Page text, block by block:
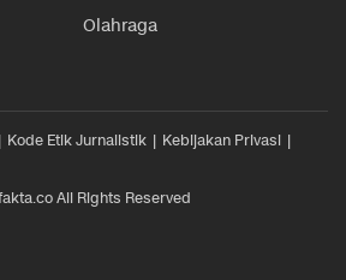
Olahraga
Kode Etik Jurnalistik
Kebijakan Privasi
All Rights Reserved